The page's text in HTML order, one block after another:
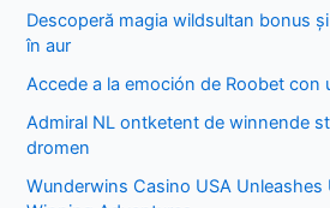
h
f
o
r
Descoperă magia wildsultan bonus
în aur
Accede a la emoción de Roobet con
Admiral NL ontketent de winnende
dromen
Wunderwins Casino USA